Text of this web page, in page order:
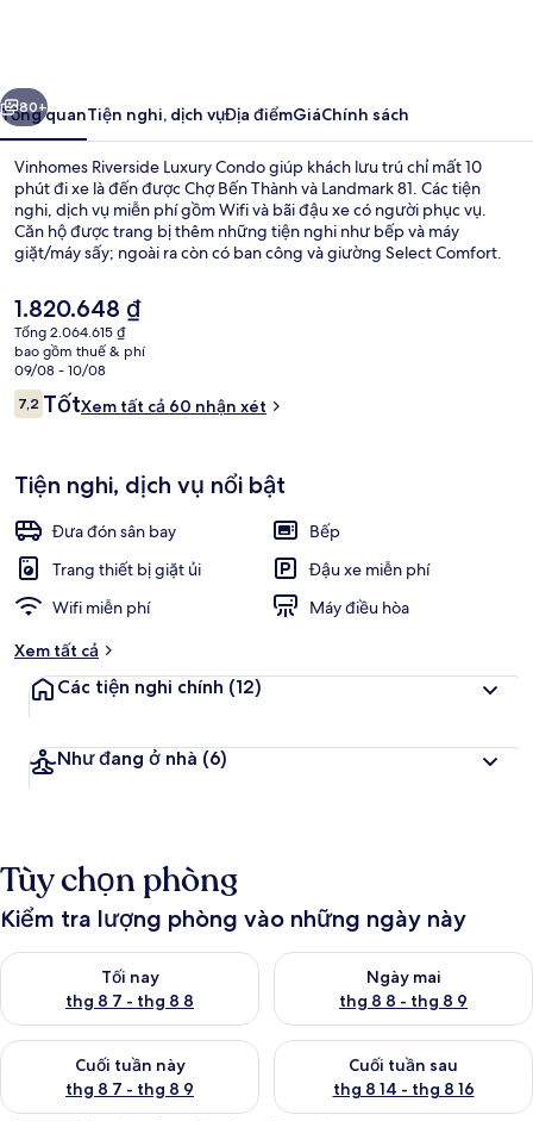
Tiếp
80+
Tổng quanTiện nghi, dịch vụĐịa điểmGiáChính sách
Vinhomes Riverside Luxury Condo giúp khách lưu trú chỉ mất 10
phút đi xe là đến được Chợ Bến Thành và Landmark 81. Các tiện
nghi, dịch vụ miễn phí gồm Wifi và bãi đậu xe có người phục vụ.
Căn hộ được trang bị thêm những tiện nghi như bếp và máy
giặt/máy sấy; ngoài ra còn có ban công và giường Select Comfort.
vụ giao thông công cộng chỉ mất một quãng đi bộ ngắn: cách Ga
Tân Cảng 9 phút.
Giá
hiện
tại
là
1.820.648 ₫
1.820.648 ₫
Tổng 2.064.615 ₫
bao gồm thuế & phí
09/08 - 10/08
Nhận
xét
7,27,2 trên 10,
TốtXem tất cả 60 nhận xét
Tiện nghi, dịch vụ nổi bật
Đưa đón sân bay
Bếp
Trang thiết bị giặt ủi
Đậu xe miễn phí
Wifi miễn phí
Máy điều hòa
Xem tất cả
Các tiện nghi chính (12)
Như đang ở nhà (6)
Tùy chọn phòng
Kiểm tra lượng phòng vào những ngày này
Tối nay
thg 8 7 - thg 8 8
Kiểm tra lượng phòng tối nay từ thg 8 7 - thg 8 8
Ngày mai
thg 8 8 - thg 8 9
Kiểm tra lượng phòng ngày
Cuối tuần này
thg 8 7 - thg 8 9
Kiểm tra lượng phòng cuối tuần này từ thg 8 7 - thg 8 9
Cuối tuần sau
thg 8 14 - thg 8 16
Kiểm tra lượng phòng cuối